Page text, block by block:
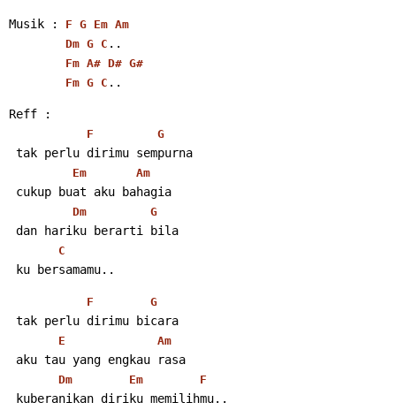
Musik : F G Em Am
Dm G C ..
Fm A# D# G#
Fm G C ..
Reff :
F G
tak perlu dirimu sempurna
Em Am
cukup buat aku bahagia
Dm G
dan hariku berarti bila
C
ku bersamamu..
F G
tak perlu dirimu bicara
E Am
aku tau yang engkau rasa
Dm Em F
kuberanikan diriku memilihmu..